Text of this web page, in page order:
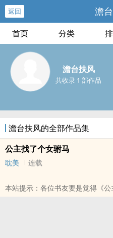
返回 澹
首页 分类
澹台扶风
共收录 1 部作品
澹台扶风的全部作品集
公主找了个女驸马
耽美 连载
本站提示：各位书友要是觉得《